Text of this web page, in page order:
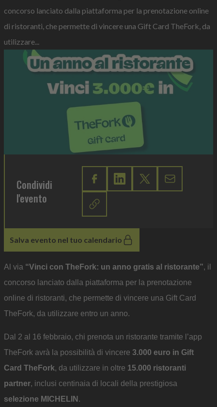
concorso lanciato dalla piattaforma per la prenotazione online
di ristoranti, che permette di vincere una Gift Card TheFork, da
utilizzare...
Condividi
l'evento
Salva evento nel tuo calendario
Al via “Vinci con TheFork: un anno gratis al ristorante”, il
concorso lanciato dalla piattaforma per la prenotazione
online di ristoranti, che permette di vincere una Gift Card
TheFork, da utilizzare entro un anno.
Dal 2 al 16 febbraio, chi prenota un ristorante tramite l’app
TheFork avrà la possibilità di vincere 3.000 euro in Gift
Card TheFork, da utilizzare in oltre 15.000 ristoranti
partner, inclusi centinaia di locali della prestigiosa
selezione MICHELIN .